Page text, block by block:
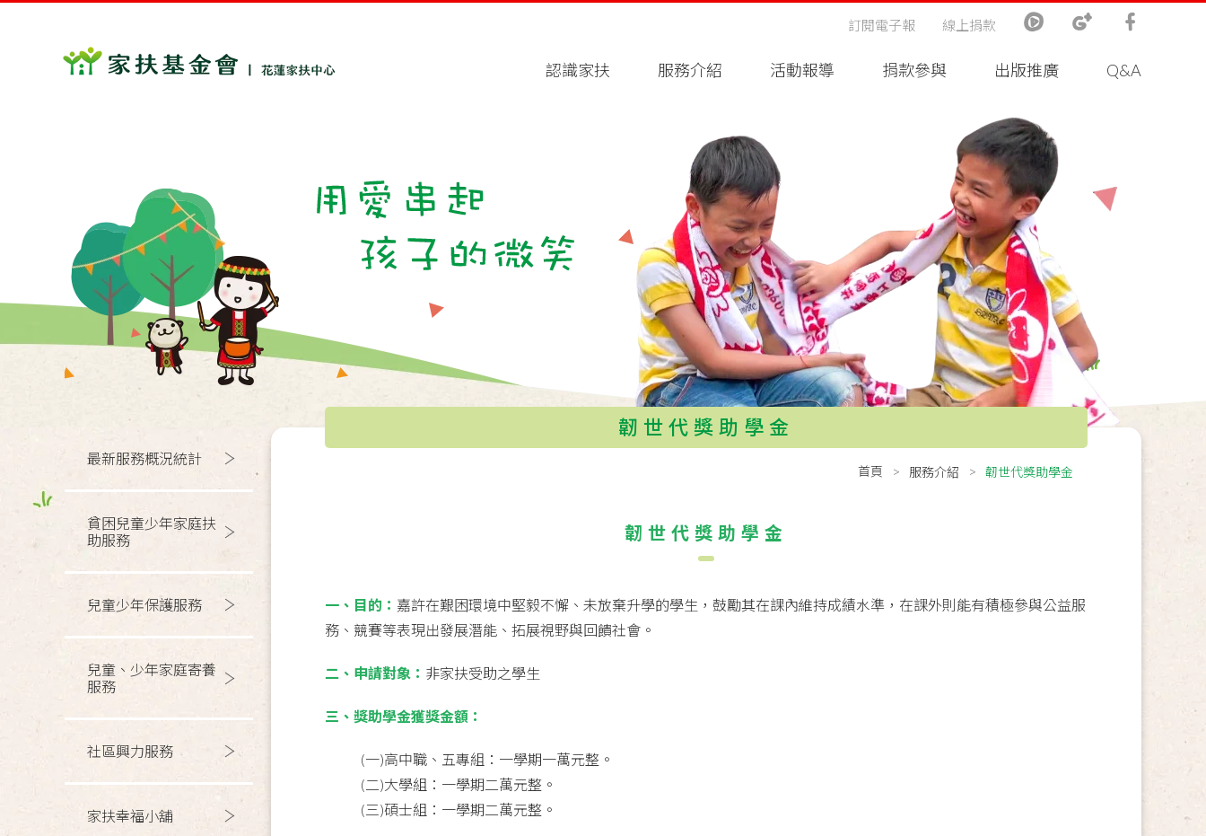
認識家扶 服務介紹 活動報導 捐款參與 出版推廣 Q&A
訂閱電子報 線上捐款
最新服務概況統計
貧困兒童少年家庭扶
助服務
兒童少年保護服務
兒童、少年家庭寄養
服務
社區興力服務
家扶幸福小舖
韌世代獎助學金
首頁 服務介紹 韌世代獎助學金
韌世代獎助學金
一、目的： 嘉許在艱困環境中堅毅不懈、未放棄升學的學生，鼓勵其在課內維持成績水準，在課外則能有積極參與公益服
務、競賽等表現出發展潛能、拓展視野與回饋社會。
二、申請對象： 非家扶受助之學生
三、獎助學金獲獎金額：
(一)高中職、五專組：一學期一萬元整。
(二)大學組：一學期二萬元整。
(三)碩士組：一學期二萬元整。